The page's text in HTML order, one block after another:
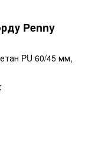
Penny
PU 60/45 мм,